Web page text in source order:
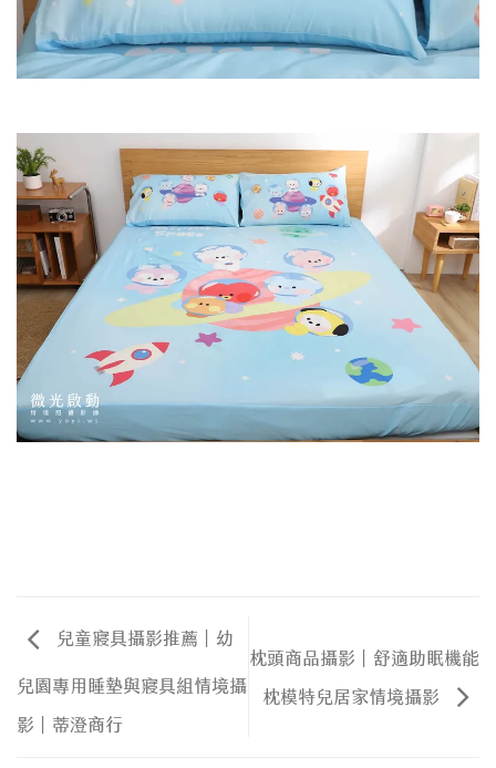
兒童寢具攝影推薦｜幼
兒園專用睡墊與寢具組情境攝
影｜蒂澄商行
枕頭商品攝影｜舒適助眠機能
枕模特兒居家情境攝影